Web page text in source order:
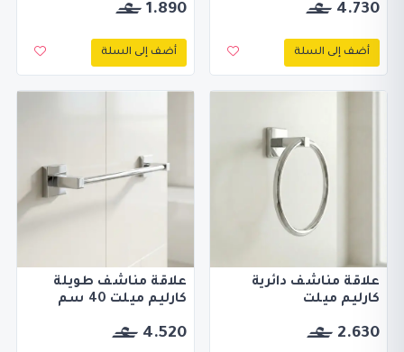
4.730
أضف إلى السلة
1.890
أضف إلى السلة
علاقة مناشف دائرية
كارليم ميلت
2.630
علاقة مناشف طويلة
كارليم ميلت 40 سم
4.520